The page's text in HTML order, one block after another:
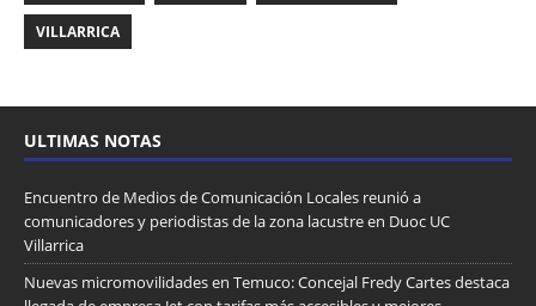
VILLARRICA
ULTIMAS NOTAS
Encuentro de Medios de Comunicación Locales reunió a
comunicadores y periodistas de la zona lacustre en Duoc UC
Villarrica
Nuevas micromovilidades en Temuco: Concejal Fredy Cartes destaca